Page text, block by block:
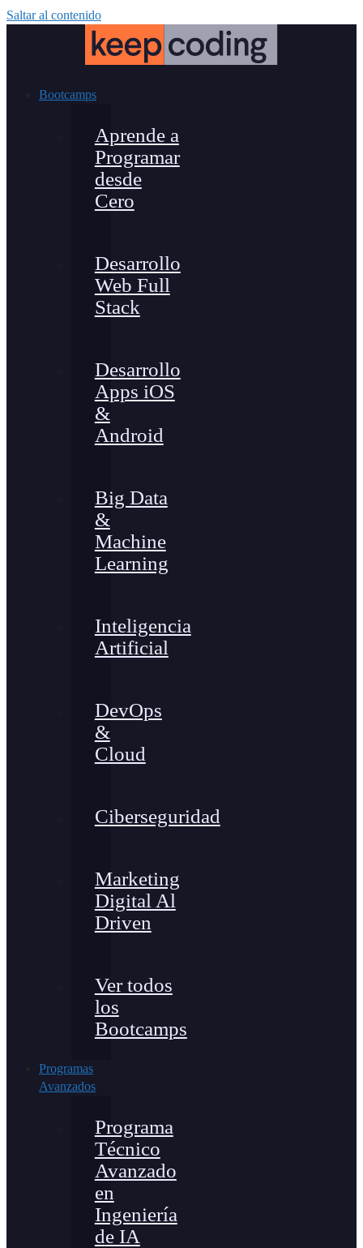
Saltar al contenido
Bootcamps
Aprende a
Programar
desde
Cero
Desarrollo
Web Full
Stack
Desarrollo
Apps iOS
&
Android
Big Data
&
Machine
Learning
Inteligencia
Artificial
DevOps
&
Cloud
Ciberseguridad
Marketing
Digital Al
Driven
Ver todos
los
Bootcamps
Programas
Avanzados
Programa
Técnico
Avanzado
en
Ingeniería
de IA